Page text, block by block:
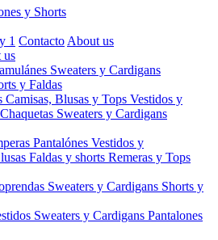
y Shorts
Contacto About us
us
Sweaters y Cardigans
y Faldas
Camisas, Blusas y Tops Vestidos y
Sweaters y Cardigans
Pantalónes Vestidos y
Faldas y shorts Remeras y Tops
Sweaters y Cardigans Shorts y
Sweaters y Cardigans Pantalones